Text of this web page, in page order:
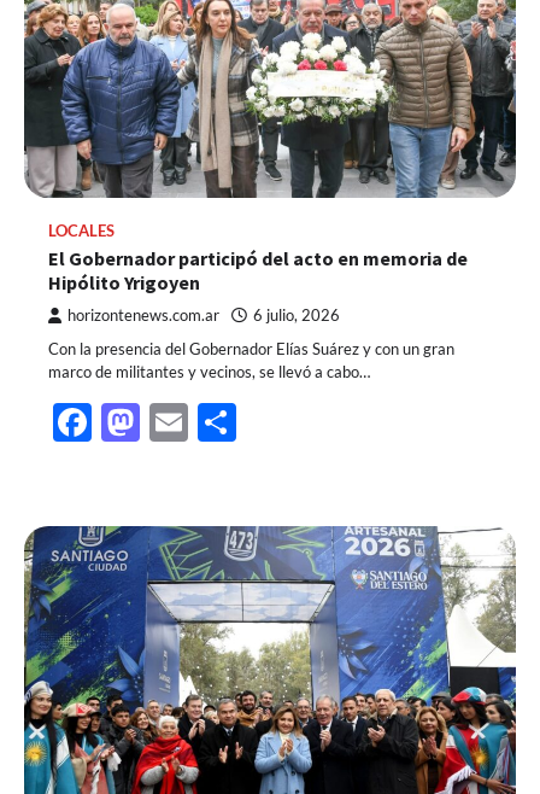
LOCALES
El Gobernador participó del acto en memoria de
Hipólito Yrigoyen
horizontenews.com.ar 6 julio, 2026
Con la presencia del Gobernador Elías Suárez y con un gran
marco de militantes y vecinos, se llevó a cabo…
Facebook
Mastodon
Email